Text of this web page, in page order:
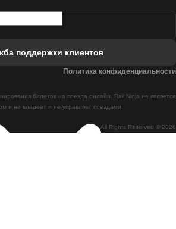
Поезд Лиссабон - Брага
Поезд Брага - Лиссабон All Rights Reserved © 2026
билетов на поезда онлайн. Rail Ninja не является
и не владеет и не управляет поездами.
поддержки клиентов
Политика конфиденциальности